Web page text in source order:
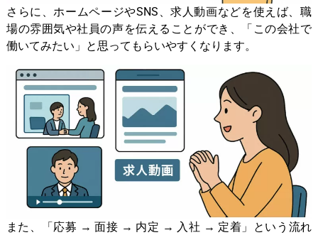
さらに、ホームページやSNS、求人動画などを使えば、職
場の雰囲気や社員の声を伝えることができ、「この会社で
働いてみたい」と思ってもらいやすくなります。
また、「応募 → 面接 → 内定 → 入社 → 定着」という流れ